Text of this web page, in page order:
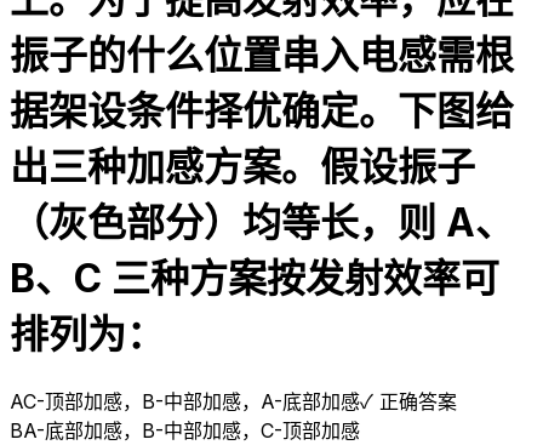
振子的什么位置串入电感需根
据架设条件择优确定。下图给
出三种加感方案。假设振子
（灰色部分）均等长，则 A、
B、C 三种方案按发射效率可
排列为：
AC-顶部加感，B-中部加感，A-底部加感✓ 正确答案
BA-底部加感，B-中部加感，C-顶部加感